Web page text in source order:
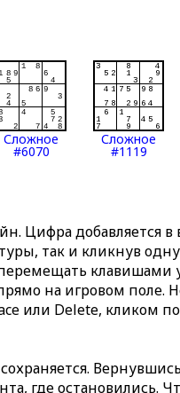
Сложное
#6070
Сложное
#1119
Цифра
так и кликнув
клавишами
на игровом поле.
или Delete, кликом
где остановились.